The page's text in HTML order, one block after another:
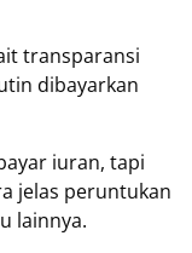
transparansi
dibayarkan
iuran, tapi
jelas peruntukan
lainnya.